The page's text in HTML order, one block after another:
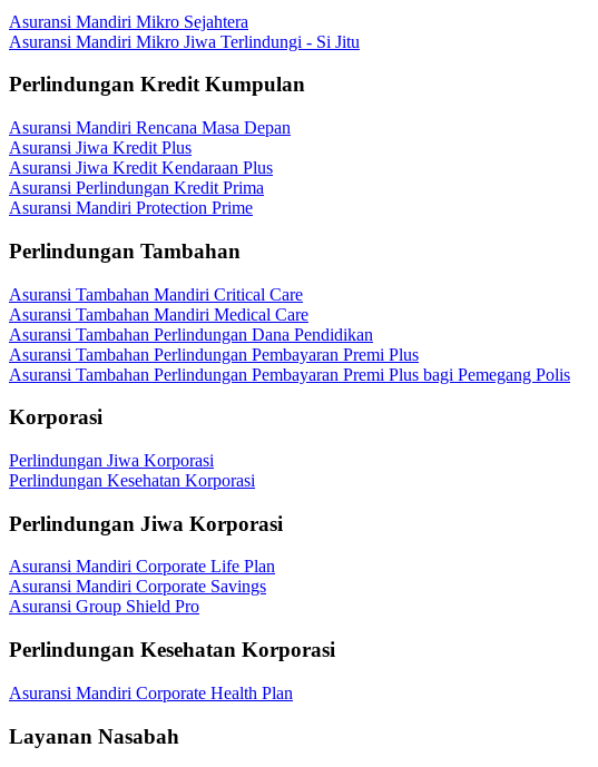
Asuransi Mandiri Mikro Sejahtera
Asuransi Mandiri Mikro Jiwa Terlindungi - Si Jitu
Perlindungan Kredit Kumpulan
Asuransi Mandiri Rencana Masa Depan
Asuransi Jiwa Kredit Plus
Asuransi Jiwa Kredit Kendaraan Plus
Asuransi Perlindungan Kredit Prima
Asuransi Mandiri Protection Prime
Perlindungan Tambahan
Asuransi Tambahan Mandiri Critical Care
Asuransi Tambahan Mandiri Medical Care
Asuransi Tambahan Perlindungan Dana Pendidikan
Asuransi Tambahan Perlindungan Pembayaran Premi Plus
Asuransi Tambahan Perlindungan Pembayaran Premi Plus bagi Pemegang Polis
Korporasi
Perlindungan Jiwa Korporasi
Perlindungan Kesehatan Korporasi
Perlindungan Jiwa Korporasi
Asuransi Mandiri Corporate Life Plan
Asuransi Mandiri Corporate Savings
Asuransi Group Shield Pro
Perlindungan Kesehatan Korporasi
Asuransi Mandiri Corporate Health Plan
Layanan Nasabah